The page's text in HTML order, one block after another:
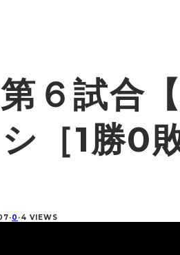
６試合
［1勝0敗
·0 ·4 VIEWS